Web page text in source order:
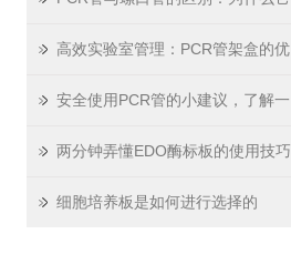
两分钟弄懂EDO酶标板的使用技巧
细胞培养板是如何进行选择的